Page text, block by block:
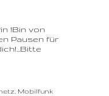
!Bin von
Pausen für
Mobilfunk